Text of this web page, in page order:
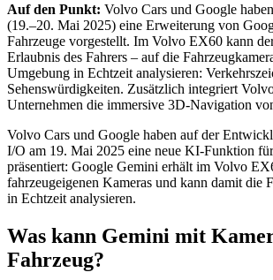
Auf den Punkt: Volvo Cars und Google
(19.–20. Mai 2025) eine Erweiterung von
Fahrzeuge vorgestellt. Im Volvo EX60 kann
Erlaubnis des Fahrers – auf die
Umgebung in Echtzeit analysieren:
Sehenswürdigkeiten. Zusätzlich integriert
Unternehmen die immersive 3D-Navigation
Volvo Cars und Google haben auf der
I/O am 19. Mai 2025 eine neue KI-Funktion
präsentiert: Google Gemini erhält im Volvo
fahrzeugeigenen Kameras und kann damit die
in Echtzeit analysieren.
Was kann Gemini mit
Fahrzeug?